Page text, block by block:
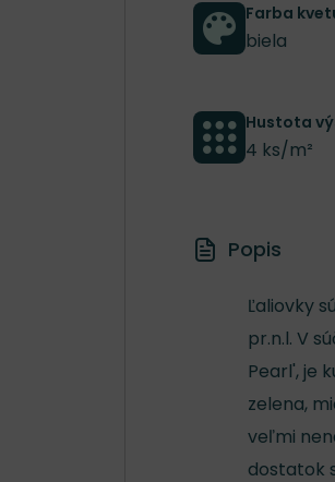
Farba
biela
Hustota
4 ks/m²
Popis
Ľaliovky
pr.n.l. V
Pearl', je
zelena,
veľmi
dostatok